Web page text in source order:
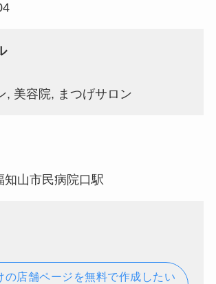
, 美容院, まつげサロン
知山市民病院口駅
の店舗ページを無料で作成したい